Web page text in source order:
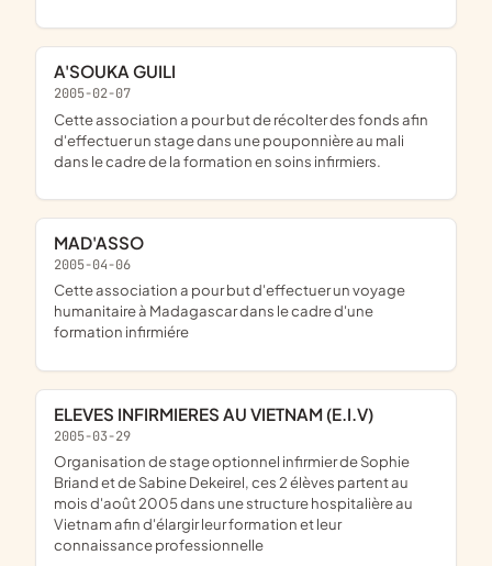
A'SOUKA GUILI
2005-02-07
cette association a pour but de récolter des fonds afin
d'effectuer un stage dans une pouponnière au mali
dans le cadre de la formation en soins infirmiers.
MAD'ASSO
2005-04-06
cette association a pour but d'effectuer un voyage
humanitaire à Madagascar dans le cadre d'une
formation infirmiére
ELEVES INFIRMIERES AU VIETNAM (E.I.V)
2005-03-29
organisation de stage optionnel infirmier de Sophie
Briand et de Sabine Dekeirel, ces 2 élèves partent au
mois d'août 2005 dans une structure hospitalière au
Vietnam afin d'élargir leur formation et leur
connaissance professionnelle